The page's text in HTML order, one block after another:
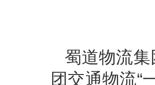
蜀道物流
团交通物流“